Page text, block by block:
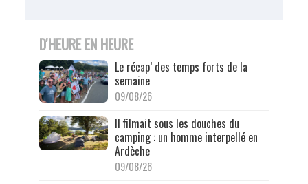
D'HEURE EN HEURE
Le récap’ des temps forts de la
semaine
09/08/26
Il filmait sous les douches du
camping : un homme interpellé en
Ardèche
09/08/26